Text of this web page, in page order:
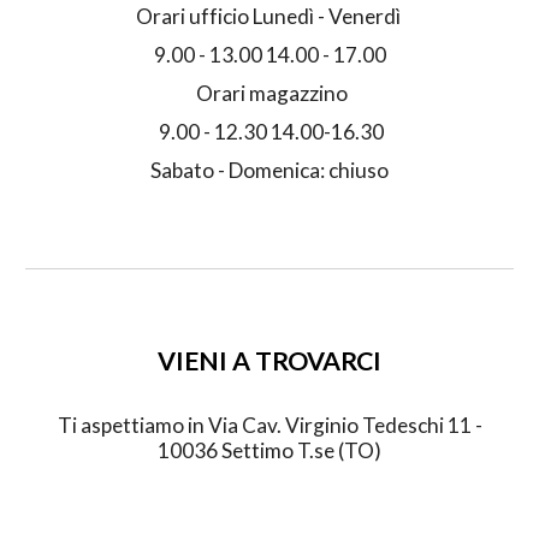
Orari ufficio Lunedì - Venerdì
9.00 - 13.00 14.00 - 17.00
Orari magazzino
9.00 - 12.30 14.00-16.30
Sabato - Domenica: chiuso
VIENI A TROVARCI
Ti aspettiamo in Via Cav. Virginio Tedeschi 11 -
10036 Settimo T.se (TO)